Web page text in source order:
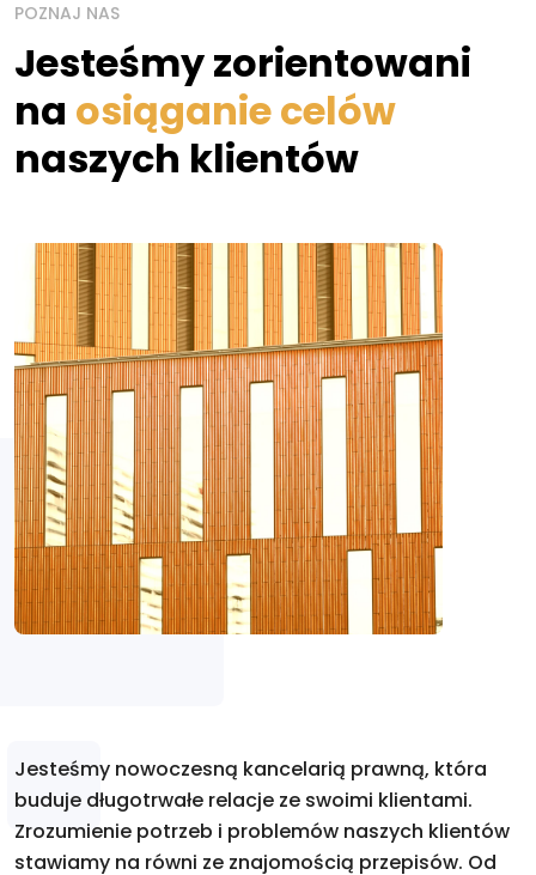
POZNAJ NAS
Jesteśmy zorientowani
na osiąganie celów
naszych klientów
Jesteśmy nowoczesną kancelarią prawną, która
buduje długotrwałe relacje ze swoimi klientami.
Zrozumienie potrzeb i problemów naszych klientów
stawiamy na równi ze znajomością przepisów. Od